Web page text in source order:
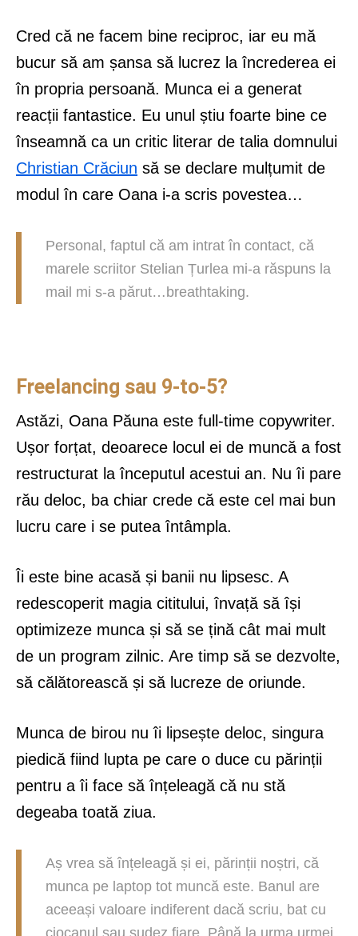
Cred că ne facem bine reciproc, iar eu mă
bucur să am șansa să lucrez la încrederea ei
în propria persoană. Munca ei a generat
reacții fantastice. Eu unul știu foarte bine ce
înseamnă ca un critic literar de talia domnului
Christian Crăciun să se declare mulțumit de
modul în care Oana i-a scris povestea…
Personal, faptul că am intrat în contact, că
marele scriitor Stelian Țurlea mi-a răspuns la
mail mi s-a părut…breathtaking.
Freelancing sau 9-to-5?
Astăzi, Oana Păuna este full-time copywriter.
Ușor forțat, deoarece locul ei de muncă a fost
restructurat la începutul acestui an. Nu îi pare
rău deloc, ba chiar crede că este cel mai bun
lucru care i se putea întâmpla.
Îi este bine acasă și banii nu lipsesc. A
redescoperit magia cititului, învață să își
optimizeze munca și să se țină cât mai mult
de un program zilnic. Are timp să se dezvolte,
să călătorească și să lucreze de oriunde.
Munca de birou nu îi lipsește deloc, singura
piedică fiind lupta pe care o duce cu părinții
pentru a îi face să înțeleagă că nu stă
degeaba toată ziua.
Aș vrea să înțeleagă și ei, părinții noștri, că
munca pe laptop tot muncă este. Banul are
aceeași valoare indiferent dacă scriu, bat cu
ciocanul sau sudez fiare. Până la urma urmei